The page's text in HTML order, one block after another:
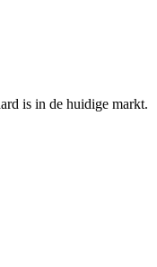
is in de huidige markt.